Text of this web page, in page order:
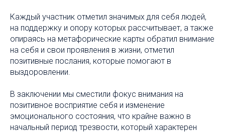
Каждый участник отметил значимых для себя людей,
на поддержку и опору которых рассчитывает, а также
опираясь на метафорические карты обратил внимание
на себя и свои проявления в жизни, отметил
позитивные послания, которые помогают в
выздоровлении.
В заключении мы сместили фокус внимания на
позитивное восприятие себя и изменение
эмоционального состояния, что крайне важно в
начальный период трезвости, который характерен